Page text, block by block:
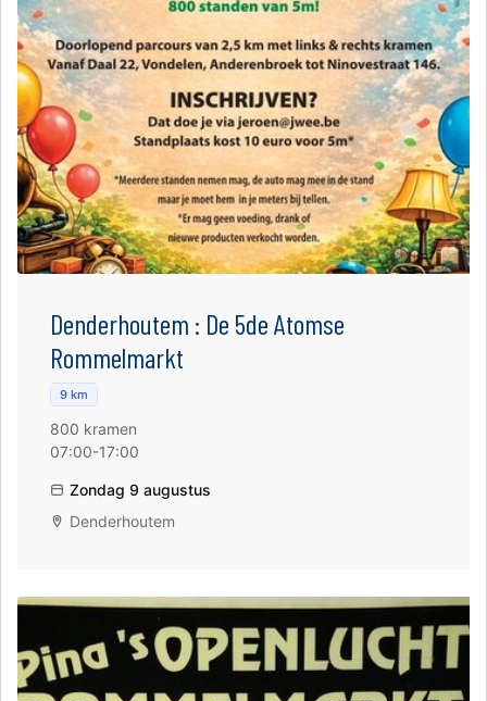
Denderhoutem : De 5de Atomse
Rommelmarkt
9 km
800 kramen
07:00-17:00
Zondag 9 augustus
Denderhoutem